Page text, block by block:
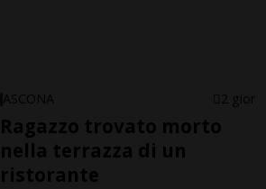
ASCONA 2 gior
Ragazzo trovato morto
nella terrazza di un
ristorante